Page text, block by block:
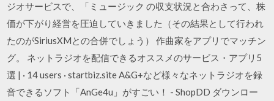
ジオサービスで、「ミュージック の収支状況と合わさって、株
価が下がり経営を圧迫していきました（その結果として行われ
たのがSiriusXMとの合併でしょう） 作曲家をアプリでマッチン
グ。 ネットラジオを配信できるオススメのサービス・アプリ5
選 | · 14 users · startbiz.site A&G+など様々なネットラジオを録
音できるソフト「AnGe4u」がすごい！ - ShopDD ダウンロー